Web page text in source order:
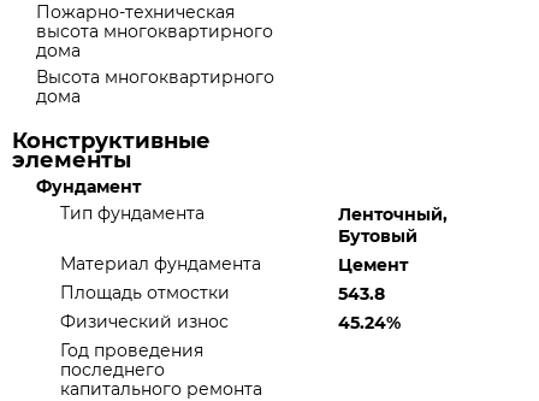
Пожарно-техническая
высота многоквартирного
дома
Высота многоквартирного
дома
Конструктивные
элементы
Фундамент
Тип фундамента
Ленточный,
Бутовый
Материал фундамента
Цемент
Площадь отмостки
543.8
Физический износ
45.24%
Год проведения
последнего
капитального ремонта